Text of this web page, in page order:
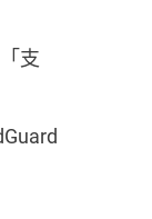
支